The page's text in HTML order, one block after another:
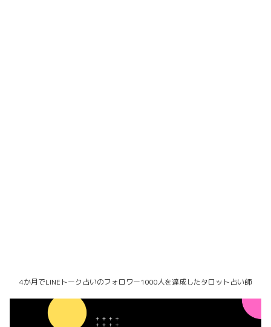
4か月でLINEトーク占いのフォロワー1000人を達成したタロット占い師